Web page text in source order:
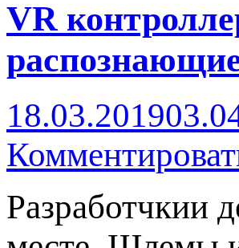
VR
18.03.2019
Разработчкии